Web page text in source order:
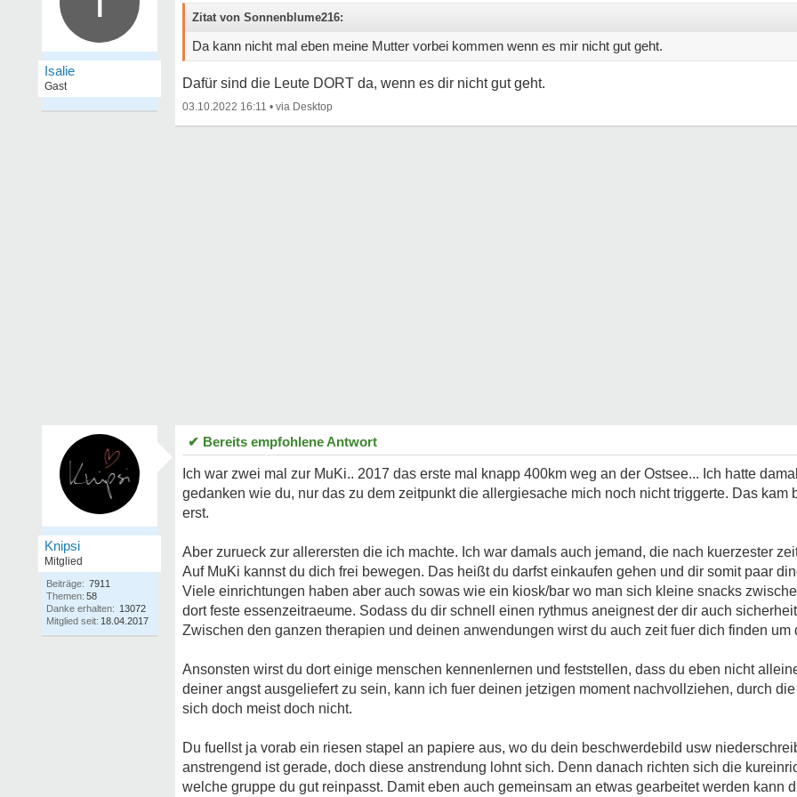
Isalie
Gast
Zitat von Sonnenblume216:
Da kann nicht mal eben meine Mutter vorbei kommen wenn es mir nicht gut geht.
Dafür sind die Leute DORT da, wenn es dir nicht gut geht.
03.10.2022 16:11 •
Knipsi
Mitglied
Beiträge: 7911
Themen: 58
Danke erhalten: 13072
Mitglied seit: 18.04.2017
✔ Bereits empfohlene Antwort
Ich war zwei mal zur MuKi.. 2017 das erste mal knapp 400km weg an der Ostsee... Ich hatte
gedanken wie du, nur das zu dem zeitpunkt die allergiesache mich noch nicht triggerte. Das kam
erst.
Aber zurueck zur allerersten die ich machte. Ich war damals auch jemand, die nach kuerzester
Auf MuKi kannst du dich frei bewegen. Das heißt du darfst einkaufen gehen und dir somit paar
Viele einrichtungen haben aber auch sowas wie ein kiosk/bar wo man sich kleine snacks
dort feste essenzeitraeume. Sodass du dir schnell einen rythmus aneignest der dir auch
Zwischen den ganzen therapien und deinen anwendungen wirst du auch zeit fuer dich finden um
Ansonsten wirst du dort einige menschen kennenlernen und feststellen, dass du eben nicht
deiner angst ausgeliefert zu sein, kann ich fuer deinen jetzigen moment nachvollziehen, durch
sich doch meist doch nicht.
Du fuellst ja vorab ein riesen stapel an papiere aus, wo du dein beschwerdebild usw
anstrengend ist gerade, doch diese anstrendung lohnt sich. Denn danach richten sich die
welche gruppe du gut reinpasst. Damit eben auch gemeinsam an etwas gearbeitet werden kann